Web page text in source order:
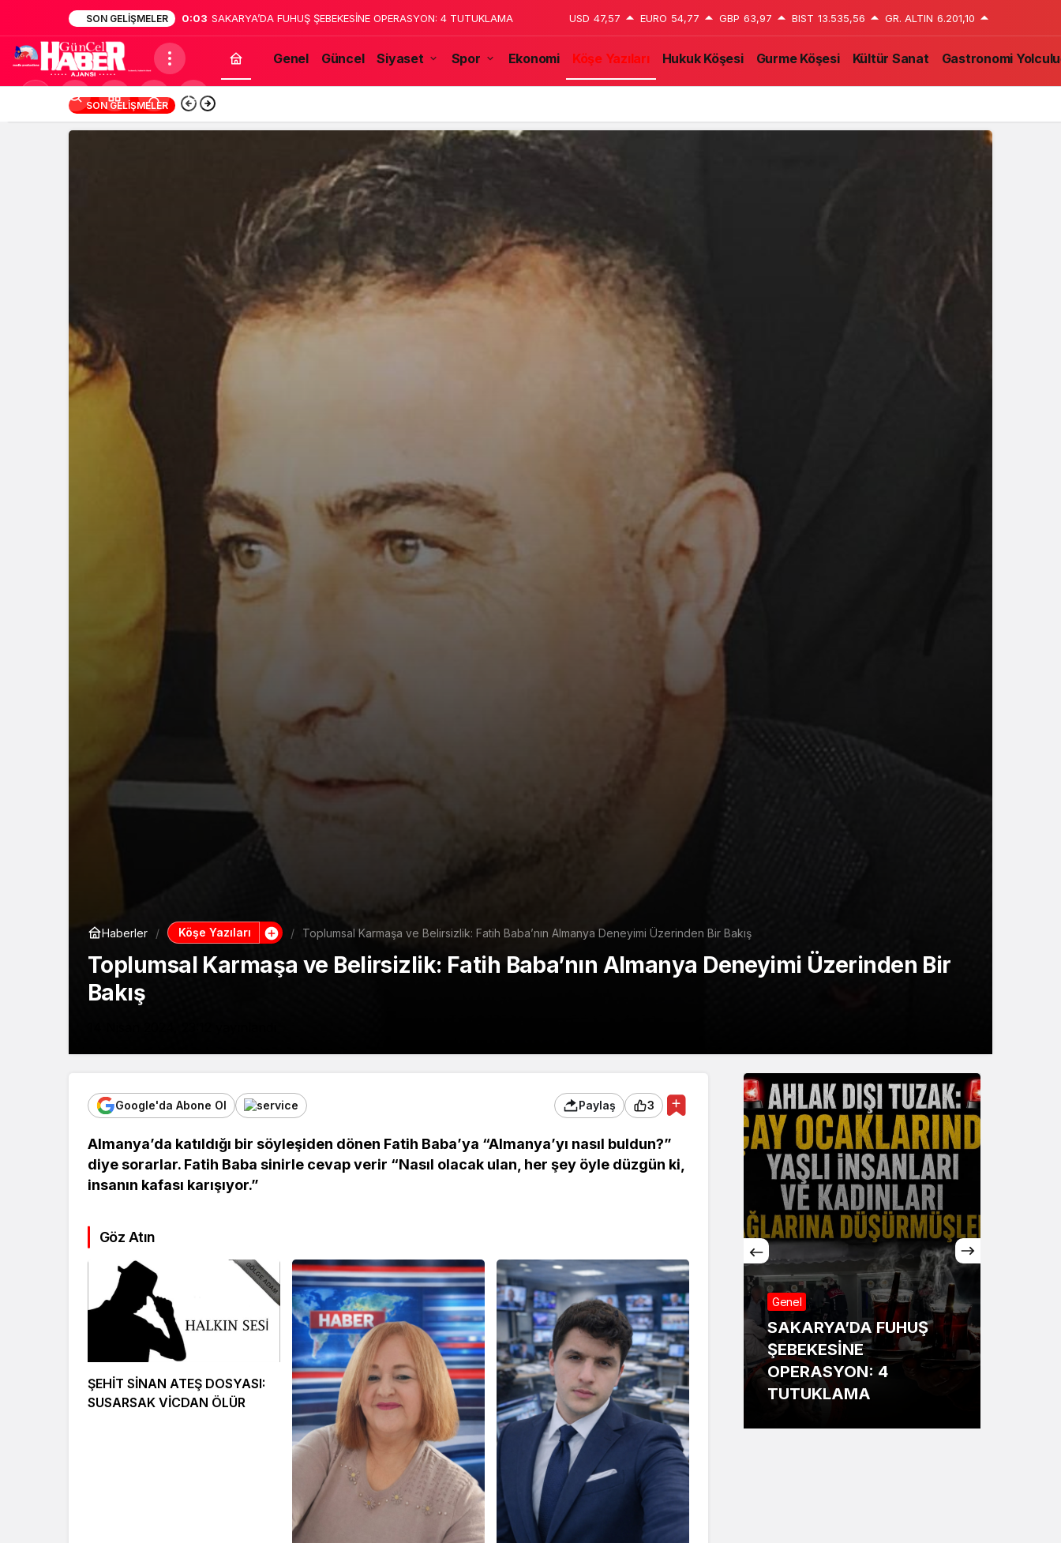
SON GELIŞMELER 0:02 Sakarya’da dehşet: Annesinin katledildiğini 13 yaşındaki çocuk
bildirdi
USD 47,57 EURO 54,77 GBP 63,97 BIST 13.535,56 GR. ALTIN 6.201,10
Genel Güncel Siyaset Spor Ekonomi Köşe Yazıları Hukuk Köşesi Gurme Köşesi Kültür Sanat Gastronomi
değiştir
SON GELIŞMELER
Haberler Köşe Yazıları Toplumsal Karmaşa ve Belirsizlik: Fatih Baba’nın Almanya Deneyimi Üzerinden Bir Bakış
Toplumsal Karmaşa ve Belirsizlik: Fatih Baba’nın Almanya Deneyimi Üzerinden Bir
Bakış
Google'da Abone Ol Paylaş 3
Almanya’da katıldığı bir söyleşiden dönen Fatih Baba’ya “Almanya’yı nasıl buldun?”
diye sorarlar. Fatih Baba sinirle cevap verir “Nasıl olacak ulan, her şey öyle düzgün ki,
insanın kafası karışıyor.”
Göz Atın
ŞEHİT SİNAN ATEŞ DOSYASI:
SUSARSAK VİCDAN ÖLÜR
Unutulmaz İsmi Tanju
Okan Vefat Yıl
Dönümünde Anılıyor
Ekonomi
Mersin’de Ekonomi ve
Siyaset Gündemi:
Önemli İsimler Bir Araya
Geldi
Genel
Osmaniye Polis Evi’nde
“Şark Köşesi” Açıldı
Genel
SAKARYA’DA FUHUŞ
ŞEBEKESİNE
OPERASYON: 4
TUTUKLAMA